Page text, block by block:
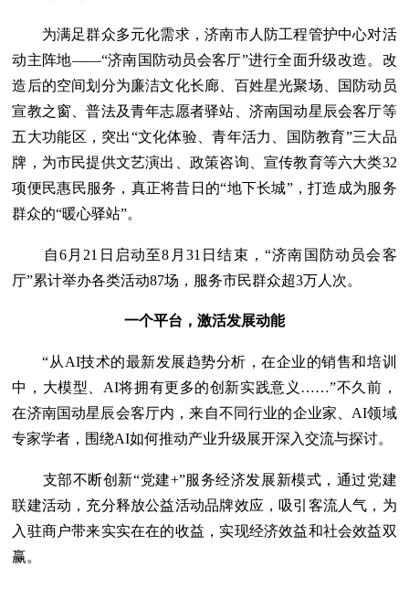
为满足群众多元化需求，济南市人防工程管护中心对活
动主阵地——“济南国防动员会客厅”进行全面升级改造。改
造后的空间划分为廉洁文化长廊、百姓星光聚场、国防动员
宣教之窗、普法及青年志愿者驿站、济南国动星辰会客厅等
五大功能区，突出“文化体验、青年活力、国防教育”三大品
牌，为市民提供文艺演出、政策咨询、宣传教育等六大类32
项便民惠民服务，真正将昔日的“地下长城”，打造成为服务
群众的“暖心驿站”。
自6月21日启动至8月31日结束，“济南国防动员会客
厅”累计举办各类活动87场，服务市民群众超3万人次。
一个平台，激活发展动能
“从AI技术的最新发展趋势分析，在企业的销售和培训
中，大模型、AI将拥有更多的创新实践意义……”不久前，
在济南国动星辰会客厅内，来自不同行业的企业家、AI领域
专家学者，围绕AI如何推动产业升级展开深入交流与探讨。
支部不断创新“党建+”服务经济发展新模式，通过党建
联建活动，充分释放公益活动品牌效应，吸引客流人气，为
入驻商户带来实实在在的收益，实现经济效益和社会效益双
赢。